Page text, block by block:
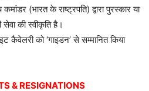
(भारत के राष्ट्रपति) द्वारा पुरस्कार या
सेवा की स्वीकृति है।
कैवेलरी को ‘गाइडन’ से सम्मानित किया
& RESIGNATIONS